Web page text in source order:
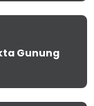
Gunung